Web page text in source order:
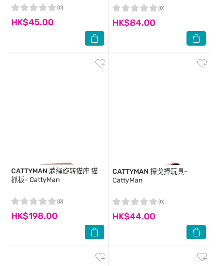
HK$45.00
(0)
HK$84.00
(0)
CATTYMAN 蔴绳旋转猫座 猫
抓板- CattyMan
HK$198.00
(0)
CATTYMAN 探戈捧玩具-
CattyMan
HK$44.00
(0)